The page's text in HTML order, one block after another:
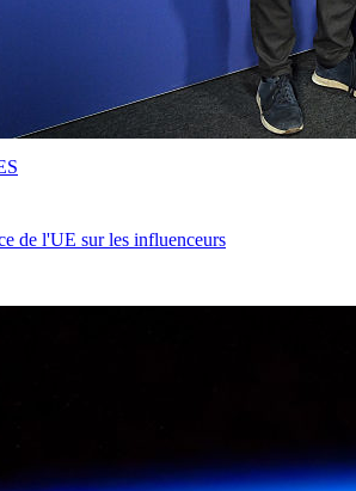
de l'UE sur les influenceurs